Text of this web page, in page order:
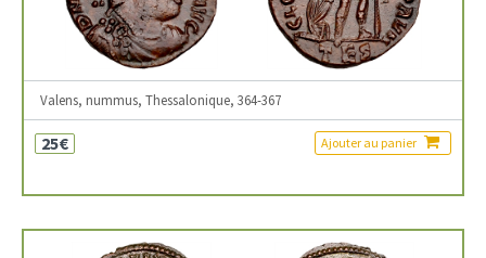
Valens, nummus, Thessalonique, 364-367
25€ Ajouter au panier